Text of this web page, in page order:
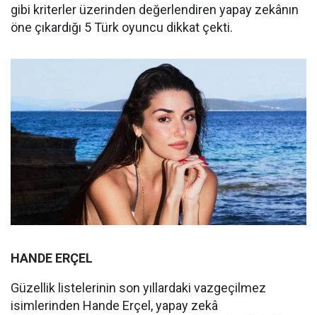
gibi kriterler üzerinden değerlendiren yapay zekânın
öne çıkardığı 5 Türk oyuncu dikkat çekti.
HANDE ERÇEL
Güzellik listelerinin son yıllardaki vazgeçilmez
isimlerinden Hande Erçel, yapay zekâ